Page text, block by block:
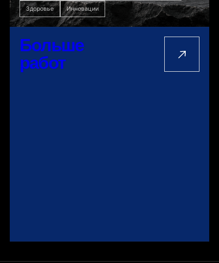
Здоровье Инновации
Больше
работ